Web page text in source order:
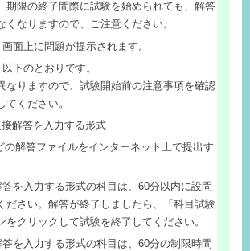
期限の終了間際に試験を始められても、解答
くなりますので、ご注意ください。
面上に問題が提示されます。
下のとおりです。
なりますので、試験開始前の注意事項を確認
てください。
解答を入力する形式
解答ファイルをインターネット上で提出す
を入力する形式の科目は、60分以内に設問
ださい。解答が終了しましたら、「科目試験
をクリックして試験を終了してください。
を入力する形式の科目は、60分の制限時間